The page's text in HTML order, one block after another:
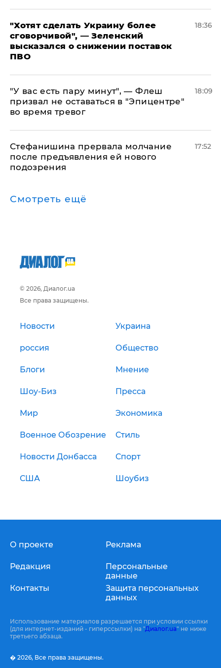
​"Хотят сделать Украину более
сговорчивой", — Зеленский
высказался о снижении поставок
ПВО
18:36
​"У вас есть пару минут", — Флеш
призвал не оставаться в "Эпицентре"
во время тревог
18:09
Стефанишина прервала молчание
после предъявления ей нового
подозрения
17:52
Смотреть ещё
© 2026, Диалог.ua
Все права защищены.
Новости Украина
россия Общество
Блоги Мнение
Шоу-Биз Пресса
Мир Экономика
Военное Обозрение Стиль
Новости Донбасса Спорт
США Шоубиз
О проекте
Редакция
Контакты
Реклама
Персональные
данные
Защита персональных
данных
Использование материалов разрешается при условии ссылки
(для интернет-изданий - гиперссылки) на "Диалог.ua" не ниже
третьего абзаца.
� 2026, Все права защищены.